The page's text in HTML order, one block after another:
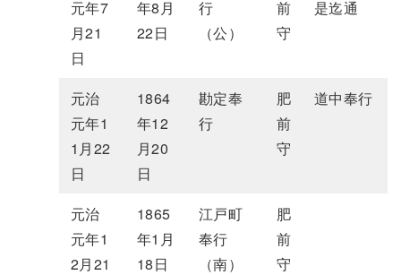
元年7
月21
日
年8月
22日
行
（公）
前
守
是迄通
元治
元年1
1月22
日
1864
年12
月20
日
勘定奉
行
肥
前
守
道中奉行
元治
元年1
2月21
1865
年1月
18日
江戸町
奉行
（南）
肥
前
守